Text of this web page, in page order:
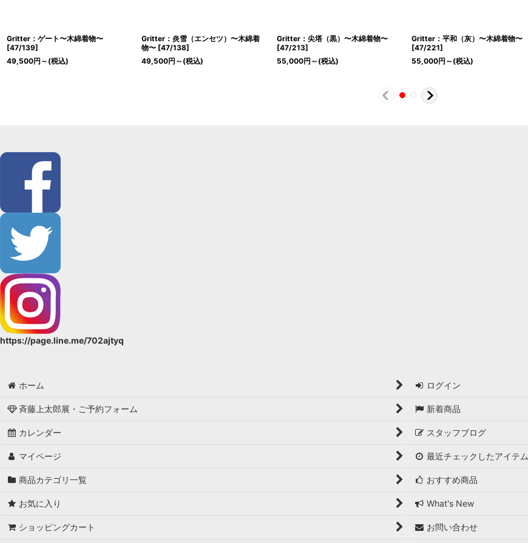
Gritter：ゲート〜木綿着物〜
[47/139]
49,500円 ～ (税込)
Gritter：炎雪（エンセツ）〜木綿着
物〜 [47/138]
49,500円 ～ (税込)
Gritter：尖塔（黒）〜木綿着物〜
[47/213]
55,000円 ～ (税込)
Gritter：平和（灰）〜木綿着物〜
[47/221]
55,000円 ～ (税込)
https://page.line.me/702ajtyq
ホーム ログイン
斉藤上太郎展・ご予約フォーム 新着商品
カレンダー スタッフブログ
マイページ 最近チェックしたアイテム
商品カテゴリ一覧 おすすめ商品
お気に入り What's New
ショッピングカート お問い合わせ